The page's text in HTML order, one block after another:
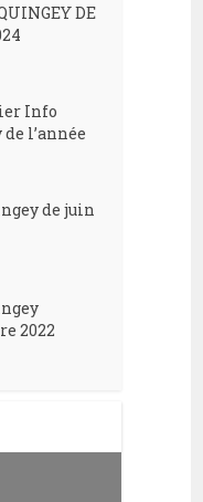
DE
Info
l’année
de juin
2022